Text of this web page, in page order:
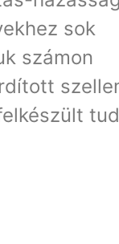
sok
számon